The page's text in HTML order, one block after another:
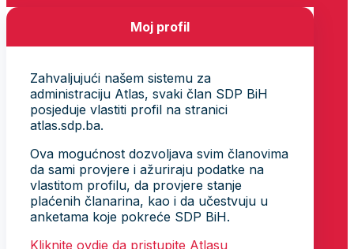
Moj profil
Zahvaljujući našem sistemu za
administraciju Atlas, svaki član SDP BiH
posjeduje vlastiti profil na stranici
atlas.sdp.ba.
Ova mogućnost dozvoljava svim članovima
da sami provjere i ažuriraju podatke na
vlastitom profilu, da provjere stanje
plaćenih članarina, kao i da učestvuju u
anketama koje pokreće SDP BiH.
Kliknite ovdje da pristupite Atlasu